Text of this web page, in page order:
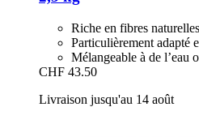
Riche en fibres
Particulièrement adapté
Mélangeable à de l’eau
CHF 43.50
Livraison jusqu'au 14 août